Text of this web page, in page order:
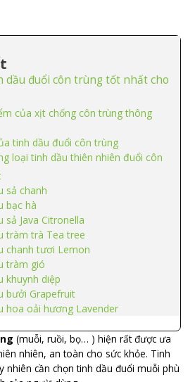
dầu đuổi côn trùng tốt nhất cho
của xịt chống côn trùng thông
tinh dầu đuổi côn trùng
loại tinh dầu thiên nhiên đuổi côn
sả chanh
bạc hà
sả Java Citronella
tràm trà Tea tree
chanh tươi Lemon
tràm gió
khuynh diệp
bưởi Grapefruit
hoa oải hương Lavender
(muỗi, ruồi, bọ… ) hiện rất được ưa
nhiên, an toàn cho sức khỏe. Tinh
nhiên cần chọn tinh dầu đuổi muỗi phù